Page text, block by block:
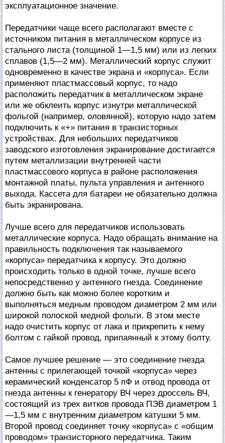
эксплуатационное значение.
Передатчики чаще всего располагают вместе с
источником питания в металлическом корпусе из
стального листа (толщиной 1—1,5 мм) или из легких
сплавов (1,5—2 мм). Металлический корпус служит
одновременно в качестве экрана и «корпуса». Если
применяют пластмассовый корпус, то надо
расположить передатчик в металлическом экране
или же обклеить корпус изнутри металлической
фольгой (например, оловянной), которую надо затем
подключить к «+» питания в транзисторных
устройствах. Для небольших передатчиков
заводского изготовления экранирование достигается
путем металлизации внутренней части
пластмассового корпуса в районе расположения
монтажной платы, пульта управления и антенного
выхода. Кассета для батареи не обязательно должна
быть экранирована.
Лучше всего для передатчиков использовать
металлические корпуса. Надо обращать внимание на
правильность подключения так называемого
«корпуса» передатчика к корпусу. Это должно
происходить только в одной точке, лучше всего
непосредственно у антенного гнезда. Соединение
должно быть как можно более коротким и
выполняться медным проводом диаметром 2 мм или
широкой полоской медной фольги. В этом месте
надо очистить корпус от лака и прикрепить к нему
болтом с гайкой провод, припаянный к этому болту.
Самое лучшее решение — это соединение гнезда
антенны с прилегающей точкой «корпуса» через
керамический конденсатор 5 пФ и отвод провода от
гнезда антенны к генератору ВЧ через дроссель ВЧ,
состоящий из трех витков провода ПЭВ диаметром 1
—1,5 мм с внутренним диаметром катушки 5 мм.
Второй провод соединяет точку «корпуса» с «общим
проводом» транзисторного передатчика. Таким